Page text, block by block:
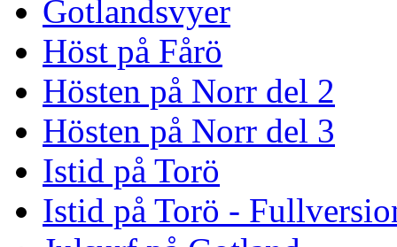
Gotlandsvyer
Höst på Fårö
Hösten på Norr del 2
Hösten på Norr del 3
Istid på Torö
Istid på Torö -